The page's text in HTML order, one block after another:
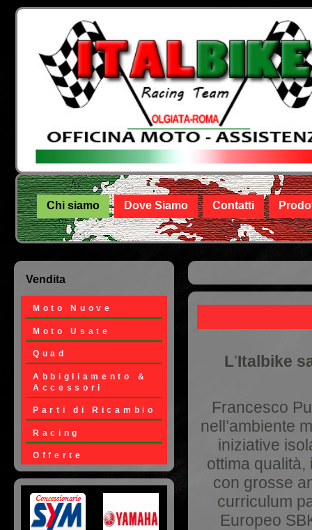
Chi siamo Dove Siamo Contatti
Vendita
Moto Nuove
Moto Usate
Quad
Abbigliamento &
Accessori
Parti di Ricambio
Racing
Offerte
Loghi Moto
Tu sei qui
L’Italbike
Francesco
nell’ambiente
iniziative
ottima qualità,
con grosse
curriculum
Europeo